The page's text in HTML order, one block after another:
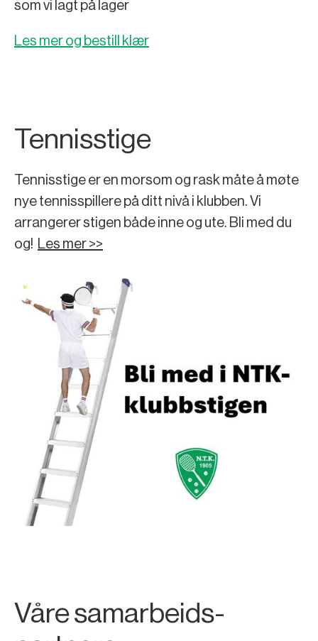
som vi lagt på lager
Les mer og bestill klær
Tennisstige
Tennisstige er en morsom og rask måte å møte
nye tennisspillere på ditt nivå i klubben. Vi
arrangerer stigen både inne og ute. Bli med du
og! Les mer >>
Våre samarbeids-